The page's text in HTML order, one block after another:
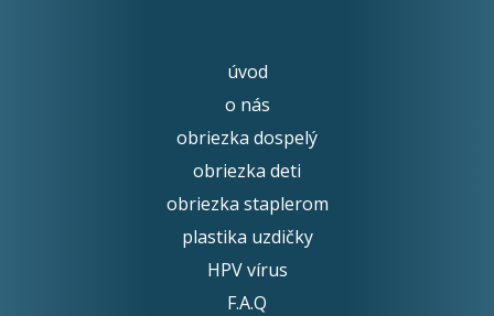
úvod
o nás
obriezka dospelý
obriezka deti
obriezka staplerom
plastika uzdičky
HPV vírus
F.A.Q